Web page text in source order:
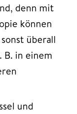
denn mit
können
überall
in einem
und